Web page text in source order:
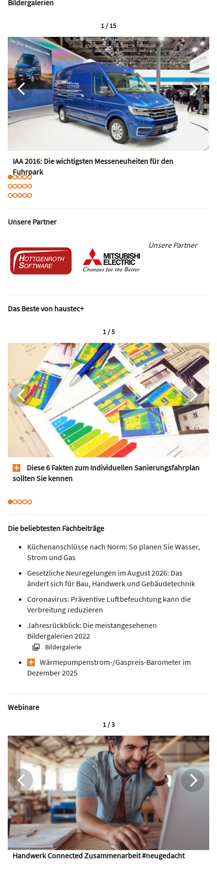
Bildergalerien
IAA 2016: Die wichtigsten Messeneuheiten für den
Fuhrpark
1 / 15
Unsere Partner
Unsere Partner
Das Beste von haustec+
Diese 6 Fakten zum Individuellen Sanierungsfahrplan
sollten Sie kennen
1 / 5
Die beliebtesten Fachbeiträge
Küchenanschlüsse nach Norm: So planen Sie Wasser,
Strom und Gas
Gesetzliche Neuregelungen im August 2026: Das
ändert sich für Bau, Handwerk und Gebäudetechnik
Coronavirus: Präventive Luftbefeuchtung kann die
Verbreitung reduzieren
Jahresrückblick: Die meistangesehenen
Bildergalerien 2022
Bildergalerie
Wärmepumpen­strom-/Gas­preis­-Baro­meter im
Dezember 2025
Webinare
Handwerk Connected Zusammenarbeit #neugedacht
1 / 3